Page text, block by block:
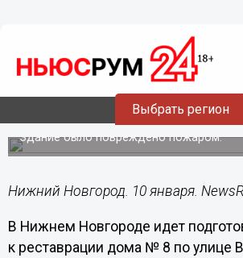
Выбрать регион
10.01.202109:22
В центре Нижнего
реставрация здания на
Здание было повреждено пожаром.
Нижний Новгород. 10 января.
В Нижнем Новгороде идет
к реставрации дома № 8 по улице